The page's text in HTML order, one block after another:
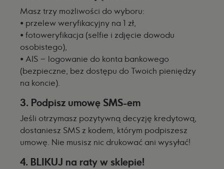
Masz trzy możliwości do wyboru:
• przelew weryfikacyjny na 1 zł,
• fotoweryfikacja (selfie i zdjęcie dowodu
osobistego),
• AIS – logowanie do konta bankowego
(bezpieczne, bez dostępu do Twoich pieniędzy
na koncie).
3. Podpisz umowę SMS-em
Jeśli otrzymasz pozytywną decyzję kredytową,
dostaniesz SMS z kodem, którym podpiszesz
umowę. Nie musisz nic drukować ani wysyłać!
4. BLIKUJ na raty w sklepie!